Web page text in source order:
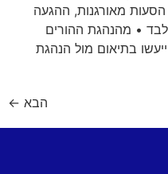
מאורגנות, ההגעה
• מהנהגת ההורים
בתיאום מול הנהגת
הבא ←